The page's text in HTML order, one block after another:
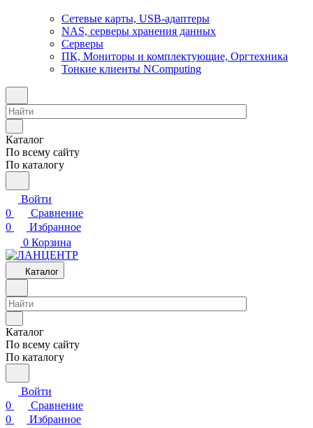
Сетевые карты, USB-адаптеры
NAS, серверы хранения данных
Серверы
ПК, Мониторы и комплектующие, Оргтехника
Тонкие клиенты NComputing
Каталог
По всему сайту
По каталогу
Войти
0
Сравнение
0
Избранное
0 Корзина
Каталог
Каталог
По всему сайту
По каталогу
Войти
0
Сравнение
0
Избранное